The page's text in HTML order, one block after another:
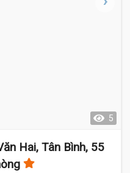
5
Hai, Tân Bình, 55